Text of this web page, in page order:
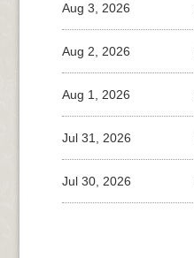
Aug 3, 2026
Aug 2, 2026
Aug 1, 2026
Jul 31, 2026
Jul 30, 2026